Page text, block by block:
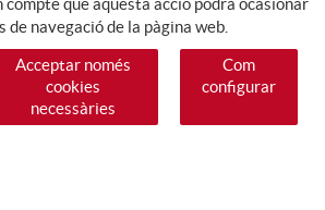
compte que aquesta acció podrà ocasionar
navegació de la pàgina web.
Acceptar només
cookies
necessàries
Com
configurar